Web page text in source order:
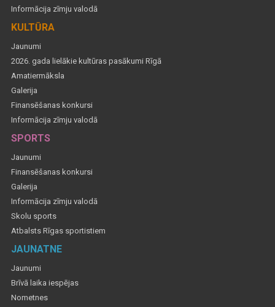
Informācija zīmju valodā
KULTŪRA
Jaunumi
2026. gada lielākie kultūras pasākumi Rīgā
Amatiermāksla
Galerija
Finansēšanas konkursi
Informācija zīmju valodā
SPORTS
Jaunumi
Finansēšanas konkursi
Galerija
Informācija zīmju valodā
Skolu sports
Atbalsts Rīgas sportistiem
JAUNATNE
Jaunumi
Brīvā laika iespējas
Nometnes